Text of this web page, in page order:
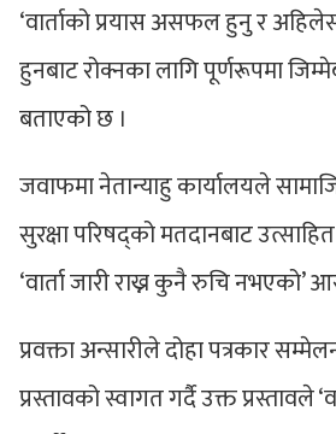
‘वार्ताको प्रयास असफल हुनु र
हुनबाट रोक्नका लागि पूर्णरूपमा
बताएको छ ।
जवाफमा नेतान्याहु कार्यालयले
सुरक्षा परिषद्को मतदानबाट
‘वार्ता जारी राख्न कुनै रुचि नभएको’
प्रवक्ता अन्सारीले दोहा पत्रकार
प्रस्तावको स्वागत गर्दै उक्त प्रस्तावले